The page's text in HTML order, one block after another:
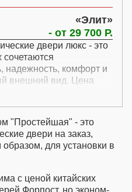
квартиры, то есть
Если вам
квартирной двери в
то есть
то вашу дверь
в разделе
стальные
двери с усиленной
бронированные
Это непрайсовые
по всем вопросам
по телефону
почте у наших
Элит
- от 29 700 Р.
двери люкс - это
сочетаются
надежность, комфорт и
внешний вид. Цена
Элитные двери на заказ
расцветки и
любыми замками.
двери люкс
русскими.
на заказ можно
"Простейшая" - это
двери на заказ,
для установки в
с ценой китайских
Форпост, но эконом-